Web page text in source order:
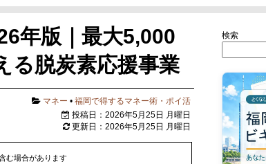
年版｜最大5,000
る脱炭素応援事業
マネー • 福岡で得するマネー術・ポイ活
投稿日：2026年5月25日 月曜日
更新日：2026年5月25日 月曜日
む場合があります
検索